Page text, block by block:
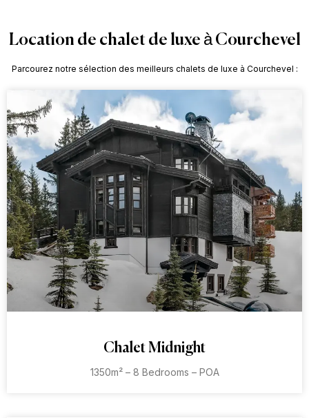
Location de chalet de luxe à Courchevel
Parcourez notre sélection des meilleurs chalets de luxe à Courchevel :
Chalet Midnight
1350m² – 8 Bedrooms – POA